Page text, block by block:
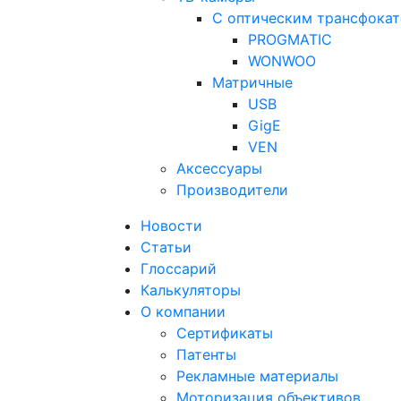
С оптическим
PROGMATIC
WONWOO
Матричные
USB
GigE
VEN
Аксессуары
Производители
Новости
Статьи
Глоссарий
Калькуляторы
О компании
Сертификаты
Патенты
Рекламные материалы
Моторизация объективов